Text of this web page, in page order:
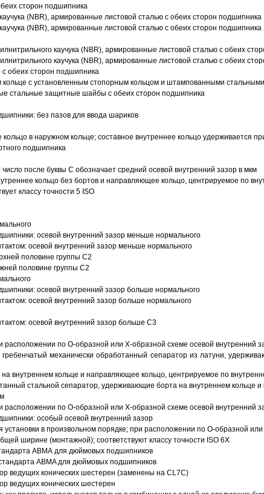
сторон подшипника
(NBR), армированные листовой сталью с обеих сторон подшипника
(NBR), армированные листовой сталью с обеих сторон подшипника
каучука (NBR), армированные листовой сталью с обеих
каучука (NBR), армированные листовой сталью с обеих
обеих сторон подшипника
кольце с установленным стопорным кольцом и штампованными
стальные защитные шайбы с обеих сторон подшипника
без пазов для ввода шариков
в наружном кольце; составное внутреннее кольцо удерживается
подшипника
после буквы С обозначает средний осевой внутренний зазор в мкм
кольцо без бортов и направляющее кольцо, центрируемое по
классу точности 5 ISO
осевой внутренний зазор меньше нормального
осевой внутренний зазор меньше нормального
половине группы C2
половине группы C2
осевой внутренний зазор больше нормального
осевой внутренний зазор больше нормального
осевой внутренний зазор больше C3
расположении по О-образной или Х-образной схеме осевой внутренний
механически обработанный сепаратор из латуни,
внутреннем кольце и направляющее кольцо, центрируемое по
стальной сепаратор, удерживающие борта на внутреннем кольце
расположении по О-образной или Х-образной схеме осевой внутренний
особый осевой внутренний зазор
в произвольном порядке; при расположении по О-образной
ширине (монтажной); соответствуют классу точности ISO 6X
АВМА для дюймовых подшипников
ABMA для дюймовых подшипников
ведущих конических шестерен (заменены на CL7C)
ведущих конических шестерен